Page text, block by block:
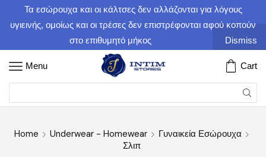
Τα εσώρουχα και οι κάλτσες δεν αλλάζονται για λόγους
υγιεινής, ομοίως και οι τρέσες δεν επιστρέφονται αφού κοπούν
στο επιθυμητό μήκος
Dismiss
Menu Cart
Home Underwear - Homewear
Γυναικεία Εσώρουχα
Σλιπ